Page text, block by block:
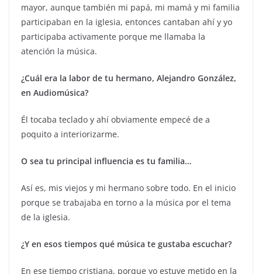
mayor, aunque también mi papá, mi mamá y mi familia
participaban en la iglesia, entonces cantaban ahí y yo
participaba activamente porque me llamaba la
atención la música.
¿Cuál era la labor de tu hermano, Alejandro González,
en Audiomúsica?
Él tocaba teclado y ahí obviamente empecé de a
poquito a interiorizarme.
O sea tu principal influencia es tu familia…
Así es, mis viejos y mi hermano sobre todo. En el inicio
porque se trabajaba en torno a la música por el tema
de la iglesia.
¿Y en esos tiempos qué música te gustaba escuchar?
En ese tiempo cristiana, porque yo estuve metido en la